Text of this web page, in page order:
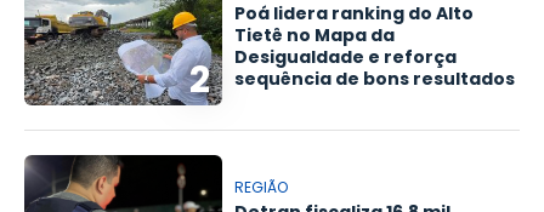
2
Poá lidera ranking do Alto
Tietê no Mapa da
Desigualdade e reforça
sequência de bons resultados
REGIÃO